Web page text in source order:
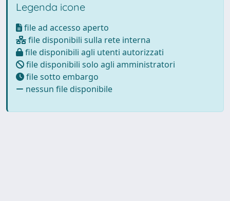
Legenda icone
file ad accesso aperto
file disponibili sulla rete interna
file disponibili agli utenti autorizzati
file disponibili solo agli amministratori
file sotto embargo
nessun file disponibile